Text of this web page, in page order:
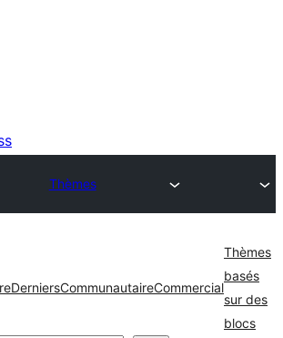
Thèmes
DerniersCommunautaireCommercial
Thèmes
basés
sur des
blocs